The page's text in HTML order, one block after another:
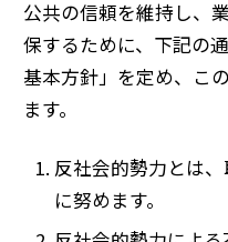
公共の信頼を維持し、
保するために、下記の
基本方針」を定め、こ
ます。
反社会的勢力とは
に努めます。